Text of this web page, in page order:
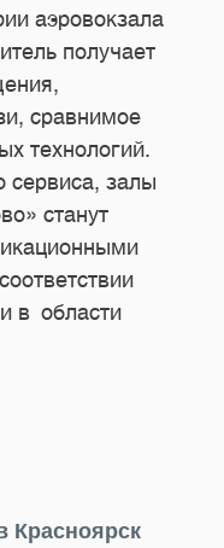
аэровокзала
получает
сравнимое
технологий.
сервиса, залы
станут
в области
«Главный